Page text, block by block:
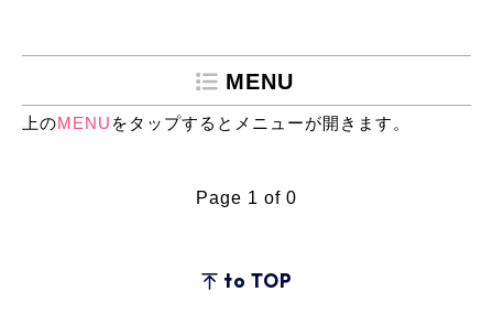
MENU
上のMENU をタップするとメニューが開きます。
Page 1 of 0
to TOP